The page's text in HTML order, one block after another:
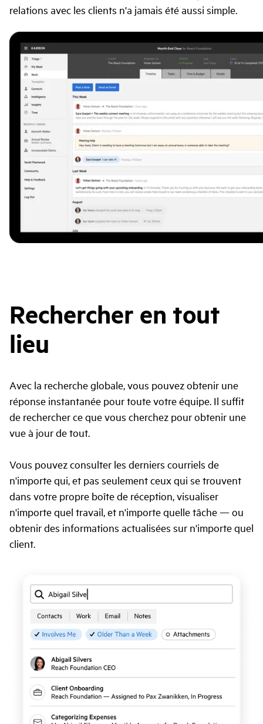
relations avec les clients n'a jamais été aussi simple.
Rechercher en tout
lieu
Avec la recherche globale, vous pouvez obtenir une
réponse instantanée pour toute votre équipe. Il suffit
de rechercher ce que vous cherchez pour obtenir une
vue à jour de tout.
Vous pouvez consulter les derniers courriels de
n'importe qui, et pas seulement ceux qui se trouvent
dans votre propre boîte de réception, visualiser
n'importe quel travail, et n'importe quelle tâche — ou
obtenir des informations actualisées sur n'importe quel
client.